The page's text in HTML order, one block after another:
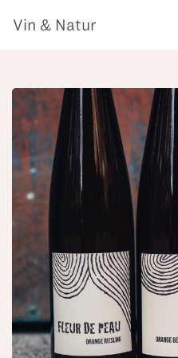
Vin & Natur